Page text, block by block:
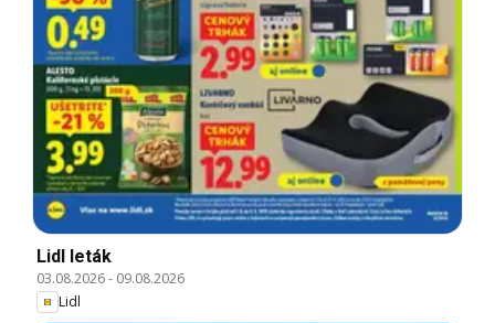
Lidl leták
03.08.2026- 09.08.2026
Lidl